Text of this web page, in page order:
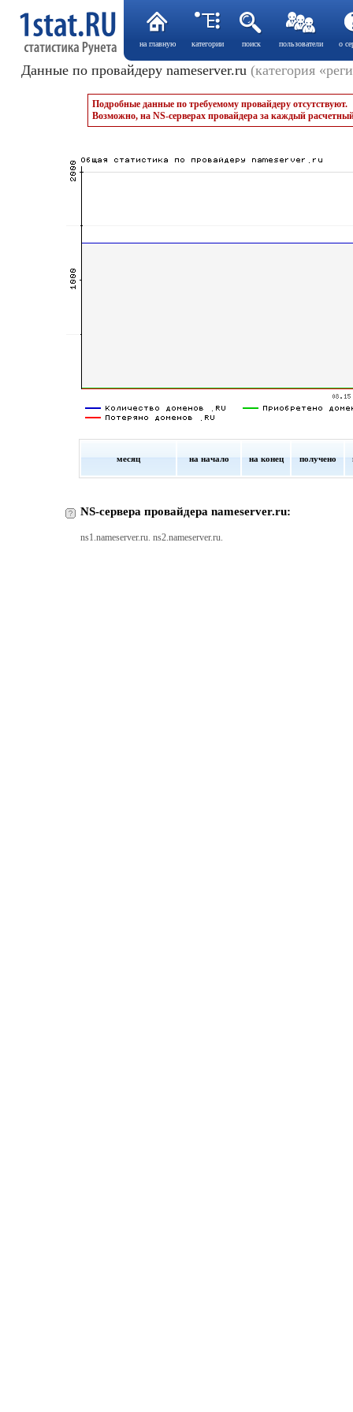
на главную категории поиск пользователи о
Данные по провайдеру nameserver.ru (категория
Подробные данные по требуемому провайдеру отсутствуют.
Возможно, на NS-серверах провайдера за каждый
месяц на начало на конец получено
NS-сервера провайдера nameserver.ru:
ns1.nameserver.ru. ns2.nameserver.ru.